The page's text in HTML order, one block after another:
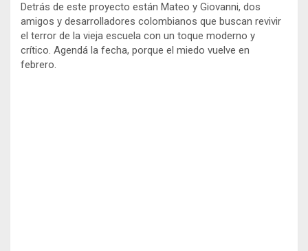
Detrás de este proyecto están Mateo y Giovanni, dos
amigos y desarrolladores colombianos que buscan revivir
el terror de la vieja escuela con un toque moderno y
crítico. Agendá la fecha, porque el miedo vuelve en
febrero.